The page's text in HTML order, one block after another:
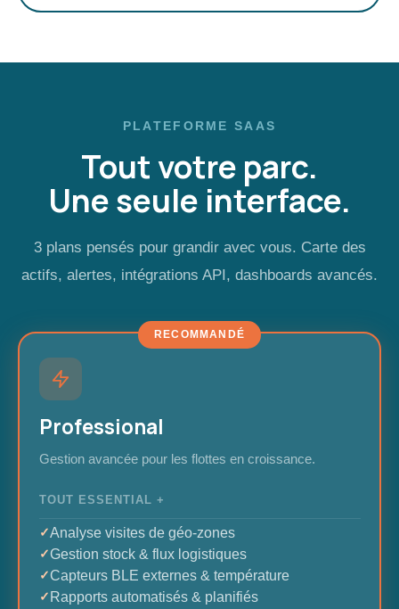
PLATEFORME SAAS
Tout votre parc.
Une seule interface.
3 plans pensés pour grandir avec vous. Carte des
actifs, alertes, intégrations API, dashboards avancés.
RECOMMANDÉ
Professional
Gestion avancée pour les flottes en croissance.
TOUT ESSENTIAL +
Analyse visites de géo-zones
Gestion stock & flux logistiques
Capteurs BLE externes & température
Rapports automatisés & planifiés